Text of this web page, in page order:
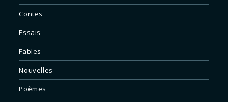
Contes
Essais
Fables
Nouvelles
Poèmes